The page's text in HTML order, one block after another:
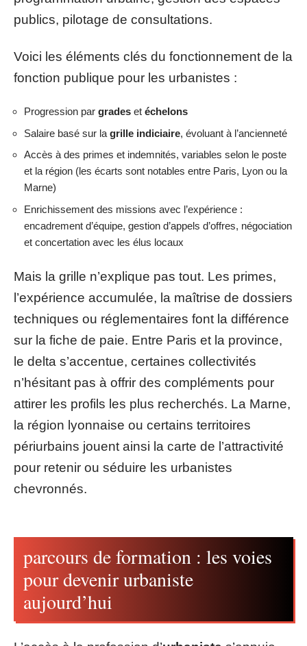
publics, pilotage de consultations.
Voici les éléments clés du fonctionnement de la
fonction publique pour les urbanistes :
Progression par grades et échelons
Salaire basé sur la grille indiciaire, évoluant à l’ancienneté
Accès à des primes et indemnités, variables selon le poste
et la région (les écarts sont notables entre Paris, Lyon ou la
Marne)
Enrichissement des missions avec l’expérience :
encadrement d’équipe, gestion d’appels d’offres, négociation
et concertation avec les élus locaux
Mais la grille n’explique pas tout. Les primes,
l’expérience accumulée, la maîtrise de dossiers
techniques ou réglementaires font la différence
sur la fiche de paie. Entre Paris et la province,
le delta s’accentue, certaines collectivités
n’hésitant pas à offrir des compléments pour
attirer les profils les plus recherchés. La Marne,
la région lyonnaise ou certains territoires
périurbains jouent ainsi la carte de l’attractivité
pour retenir ou séduire les urbanistes
chevronnés.
parcours de formation : les voies
pour devenir urbaniste
aujourd’hui